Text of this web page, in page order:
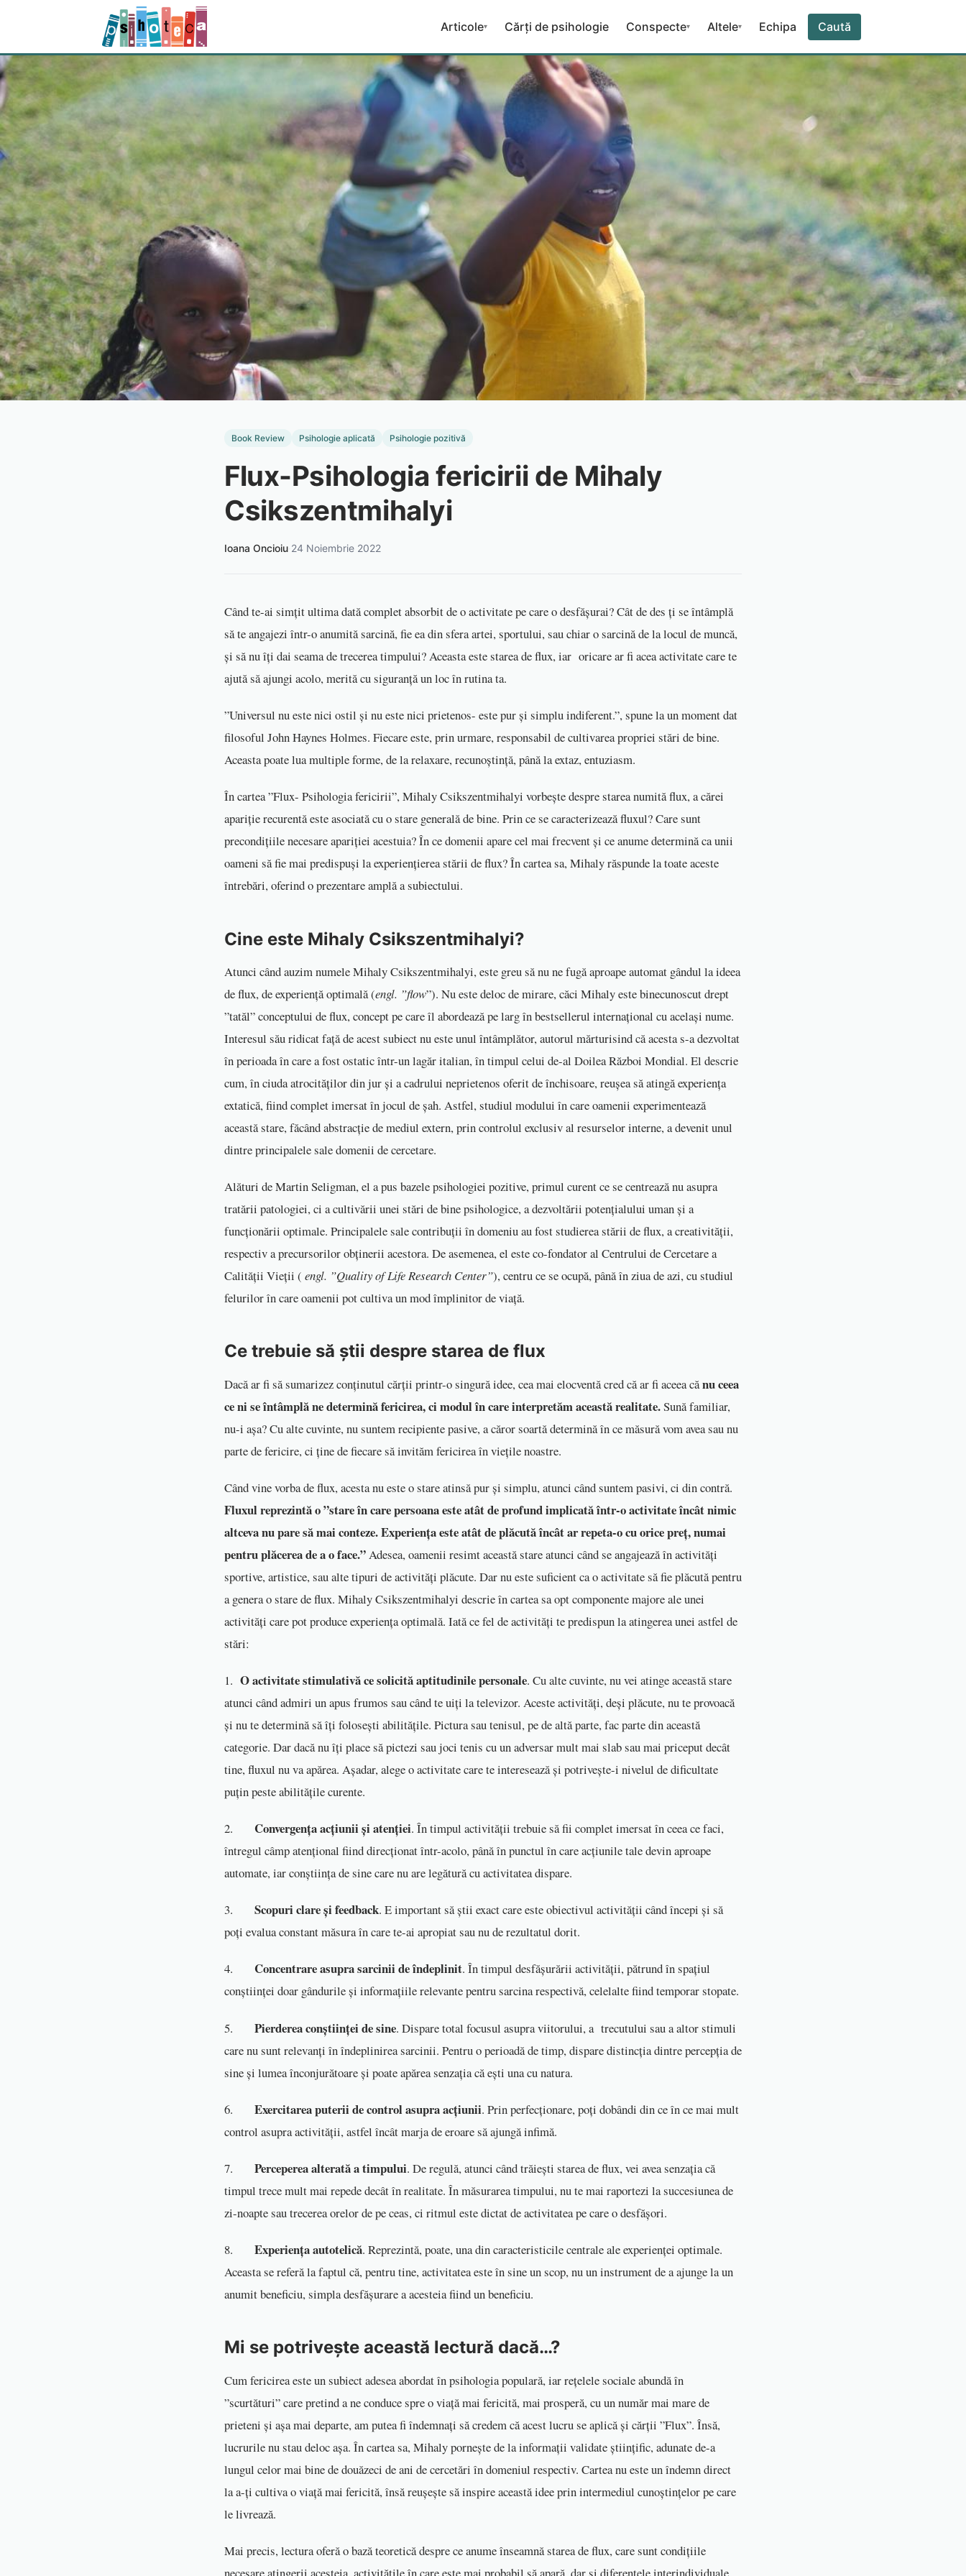
Articole▾ Cărți de psihologie Conspecte▾ Altele▾ Echipa Caută
Book Review Psihologie aplicată Psihologie pozitivă
Flux-Psihologia fericirii de Mihaly
Csikszentmihalyi
Ioana Oncioiu 24 Noiembrie 2022
Când te-ai simțit ultima dată complet absorbit de o activitate pe care o desfășurai? Cât de des ți se întâmplă
să te angajezi într-o anumită sarcină, fie ea din sfera artei, sportului, sau chiar o sarcină de la locul de muncă,
și să nu îți dai seama de trecerea timpului? Aceasta este starea de flux, iar oricare ar fi acea activitate care te
ajută să ajungi acolo, merită cu siguranță un loc în rutina ta.
”Universul nu este nici ostil și nu este nici prietenos- este pur și simplu indiferent.”, spune la un moment dat
filosoful John Haynes Holmes. Fiecare este, prin urmare, responsabil de cultivarea propriei stări de bine.
Aceasta poate lua multiple forme, de la relaxare, recunoștință, până la extaz, entuziasm.
În cartea ”Flux- Psihologia fericirii”, Mihaly Csikszentmihalyi vorbește despre starea numită flux, a cărei
apariție recurentă este asociată cu o stare generală de bine. Prin ce se caracterizează fluxul? Care sunt
precondițiile necesare apariției acestuia? În ce domenii apare cel mai frecvent și ce anume determină ca unii
oameni să fie mai predispuși la experienţierea stării de flux? În cartea sa, Mihaly răspunde la toate aceste
întrebări, oferind o prezentare amplă a subiectului.
Cine este Mihaly Csikszentmihalyi?
Atunci când auzim numele Mihaly Csikszentmihalyi, este greu să nu ne fugă aproape automat gândul la ideea
de flux, de experiență optimală (engl. ”flow”). Nu este deloc de mirare, căci Mihaly este binecunoscut drept
”tatăl” conceptului de flux, concept pe care îl abordează pe larg în bestsellerul internațional cu același nume.
Interesul său ridicat față de acest subiect nu este unul întâmplător, autorul mărturisind că acesta s-a dezvoltat
în perioada în care a fost ostatic într-un lagăr italian, în timpul celui de-al Doilea Război Mondial. El descrie
cum, în ciuda atrocităților din jur și a cadrului neprietenos oferit de închisoare, reușea să atingă experiența
extatică, fiind complet imersat în jocul de șah. Astfel, studiul modului în care oamenii experimentează
această stare, făcând abstracție de mediul extern, prin controlul exclusiv al resurselor interne, a devenit unul
dintre principalele sale domenii de cercetare.
Alături de Martin Seligman, el a pus bazele psihologiei pozitive, primul curent ce se centrează nu asupra
tratării patologiei, ci a cultivării unei stări de bine psihologice, a dezvoltării potențialului uman și a
funcționării optimale. Principalele sale contribuții în domeniu au fost studierea stării de flux, a creativității,
respectiv a precursorilor obținerii acestora. De asemenea, el este co-fondator al Centrului de Cercetare a
Calității Vieții ( engl. ”Quality of Life Research Center”), centru ce se ocupă, până în ziua de azi, cu studiul
felurilor în care oamenii pot cultiva un mod împlinitor de viață.
Ce trebuie să știi despre starea de flux
Dacă ar fi să sumarizez conținutul cărții printr-o singură idee, cea mai elocventă cred că ar fi aceea cănu ceea
ce ni se întâmplă ne determină fericirea, ci modul în care interpretăm această realitate.Sună familiar,
nu-i așa? Cu alte cuvinte, nu suntem recipiente pasive, a căror soartă determină în ce măsură vom avea sau nu
parte de fericire, ci ține de fiecare să invităm fericirea în viețile noastre.
Când vine vorba de flux, acesta nu este o stare atinsă pur și simplu, atunci când suntem pasivi, ci din contră.
Fluxul reprezintă o ”stare în care persoana este atât de profund implicată într-o activitate încât nimic
altceva nu pare să mai conteze. Experiența este atât de plăcută încât ar repeta-o cu orice preț, numai
pentru plăcerea de a o face.”Adesea, oamenii resimt această stare atunci când se angajează în activități
sportive, artistice, sau alte tipuri de activități plăcute. Dar nu este suficient ca o activitate să fie plăcută pentru
a genera o stare de flux. Mihaly Csikszentmihalyi descrie în cartea sa opt componente majore ale unei
activități care pot produce experiența optimală. Iată ce fel de activități te predispun la atingerea unei astfel de
stări:
1. O activitate stimulativă ce solicită aptitudinile personale. Cu alte cuvinte, nu vei atinge această stare
atunci când admiri un apus frumos sau când te uiți la televizor. Aceste activități, deși plăcute, nu te provoacă
și nu te determină să îți folosești abilitățile. Pictura sau tenisul, pe de altă parte, fac parte din această
categorie. Dar dacă nu îți place să pictezi sau joci tenis cu un adversar mult mai slab sau mai priceput decât
tine, fluxul nu va apărea. Așadar, alege o activitate care te interesează și potrivește-i nivelul de dificultate
puțin peste abilitățile curente.
2. Convergența acțiunii și atenției. În timpul activității trebuie să fii complet imersat în ceea ce faci,
întregul câmp atențional fiind direcționat într-acolo, până în punctul în care acțiunile tale devin aproape
automate, iar conștiința de sine care nu are legătură cu activitatea dispare.
3. Scopuri clare și feedback. E important să știi exact care este obiectivul activităţii când începi și să
poți evalua constant măsura în care te-ai apropiat sau nu de rezultatul dorit.
4. Concentrare asupra sarcinii de îndeplinit. În timpul desfășurării activității, pătrund în spațiul
conștiinței doar gândurile și informațiile relevante pentru sarcina respectivă, celelalte fiind temporar stopate.
5. Pierderea conștiinței de sine. Dispare total focusul asupra viitorului, a trecutului sau a altor stimuli
care nu sunt relevanți în îndeplinirea sarcinii. Pentru o perioadă de timp, dispare distincția dintre percepția de
sine și lumea înconjurătoare și poate apărea senzația că ești una cu natura.
6. Exercitarea puterii de control asupra acțiunii. Prin perfecționare, poți dobândi din ce în ce mai mult
control asupra activității, astfel încât marja de eroare să ajungă infimă.
7. Perceperea alterată a timpului. De regulă, atunci când trăiești starea de flux, vei avea senzația că
timpul trece mult mai repede decât în realitate. În măsurarea timpului, nu te mai raportezi la succesiunea de
zi-noapte sau trecerea orelor de pe ceas, ci ritmul este dictat de activitatea pe care o desfășori.
8. Experiența autotelică. Reprezintă, poate, una din caracteristicile centrale ale experienței optimale.
Aceasta se referă la faptul că, pentru tine, activitatea este în sine un scop, nu un instrument de a ajunge la un
anumit beneficiu, simpla desfășurare a acesteia fiind un beneficiu.
Mi se potrivește această lectură dacă…?
Cum fericirea este un subiect adesea abordat în psihologia populară, iar rețelele sociale abundă în
”scurtături” care pretind a ne conduce spre o viață mai fericită, mai prosperă, cu un număr mai mare de
prieteni și așa mai departe, am putea fi îndemnați să credem că acest lucru se aplică și cărții ”Flux”. Însă,
lucrurile nu stau deloc așa. În cartea sa, Mihaly pornește de la informații validate științific, adunate de-a
lungul celor mai bine de douăzeci de ani de cercetări în domeniul respectiv. Cartea nu este un îndemn direct
la a-ți cultiva o viață mai fericită, însă reușește să inspire această idee prin intermediul cunoștințelor pe care
le livrează.
Mai precis, lectura oferă o bază teoretică despre ce anume înseamnă starea de flux, care sunt condițiile
necesare atingerii acesteia, activitățile în care este mai probabil să apară, dar și diferențele interindividuale